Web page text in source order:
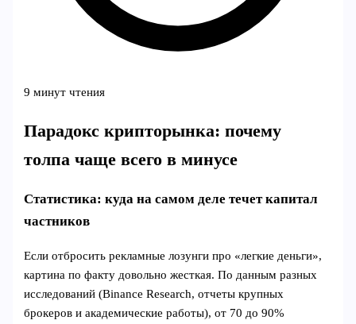
9 минут чтения
Парадокс крипторынка: почему
толпа чаще всего в минусе
Статистика: куда на самом деле течет капитал
частников
Если отбросить рекламные лозунги про «легкие деньги»,
картина по факту довольно жесткая. По данным разных
исследований (Binance Research, отчеты крупных
брокеров и академические работы), от 70 до 90%